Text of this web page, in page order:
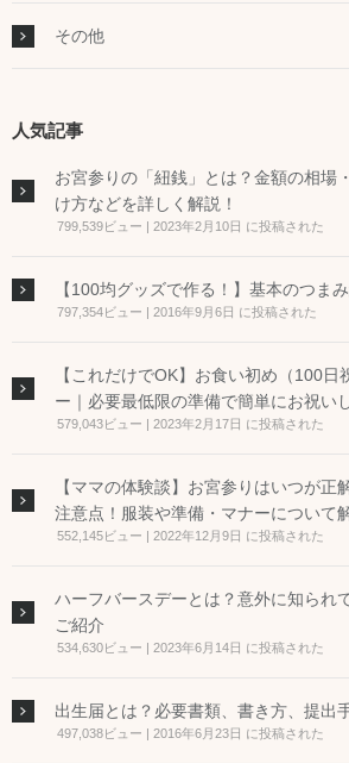
その他
人気記事
お宮参りの「紐銭」とは？金額の相場
け方などを詳しく解説！
799,539ビュー 2023年2月10日 に投稿された
【100均グッズで作る！】基本のつま
797,354ビュー 2016年9月6日 に投稿された
【これだけでOK】お食い初め（100日
ー｜必要最低限の準備で簡単にお祝い
579,043ビュー 2023年2月17日 に投稿された
【ママの体験談】お宮参りはいつが正
注意点！服装や準備・マナーについて
552,145ビュー 2022年12月9日 に投稿された
ハーフバースデーとは？意外に知られ
ご紹介
534,630ビュー 2023年6月14日 に投稿された
出生届とは？必要書類、書き方、提出
497,038ビュー 2016年6月23日 に投稿された